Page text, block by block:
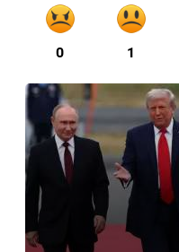
0 1